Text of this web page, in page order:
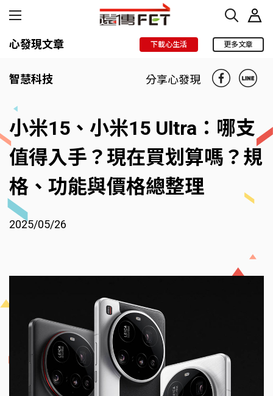
心發現文章 下載心生活 更多文章
智慧科技 分享心發現
小米15、小米15 Ultra：哪支
值得入手？現在買划算嗎？規
格、功能與價格總整理
2025/05/26